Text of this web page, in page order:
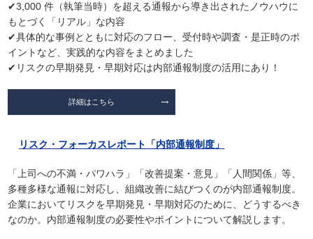
✔3,000 件（執筆当時）を超える通報から導き出されたノウハウに
もとづく「リアル」な内容
✔具体的な事例とともに対応のフロー、受付時や調査・是正時のポ
イントなど、実践的な内容をまとめました
✔リスクの早期発見・早期対応は内部通報制度の活用にあり！
詳細はこちら
リスク・フォーカスレポート「内部通報制度」
「上司への不満・パワハラ」「改善提案・意見」「人間関係」等、
多種多様な通報に対応し、組織改善に結びつくのが内部通報制度。
企業においてリスクを早期発見・早期対応のために、どうするべき
なのか。内部通報制度の必要性やポイントについて解説します。